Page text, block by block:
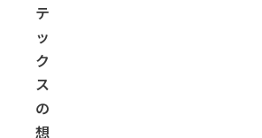
テ
ッ
ク
ス
の
想